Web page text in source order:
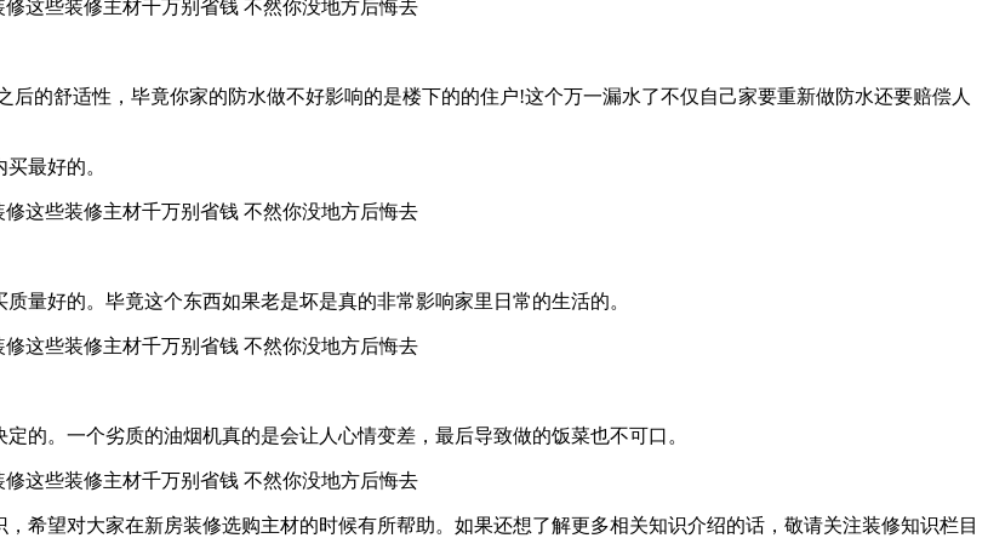
的舒适性，毕竟你家的防水做不好影响的是楼下的的住户!这个万一漏水了不仅自己家要重新做防水还要赔偿人
最好的。
量好的。毕竟这个东西如果老是坏是真的非常影响家里日常的生活的。
的。一个劣质的油烟机真的是会让人心情变差，最后导致做的饭菜也不可口。
希望对大家在新房装修选购主材的时候有所帮助。如果还想了解更多相关知识介绍的话，敬请关注装修知识栏目